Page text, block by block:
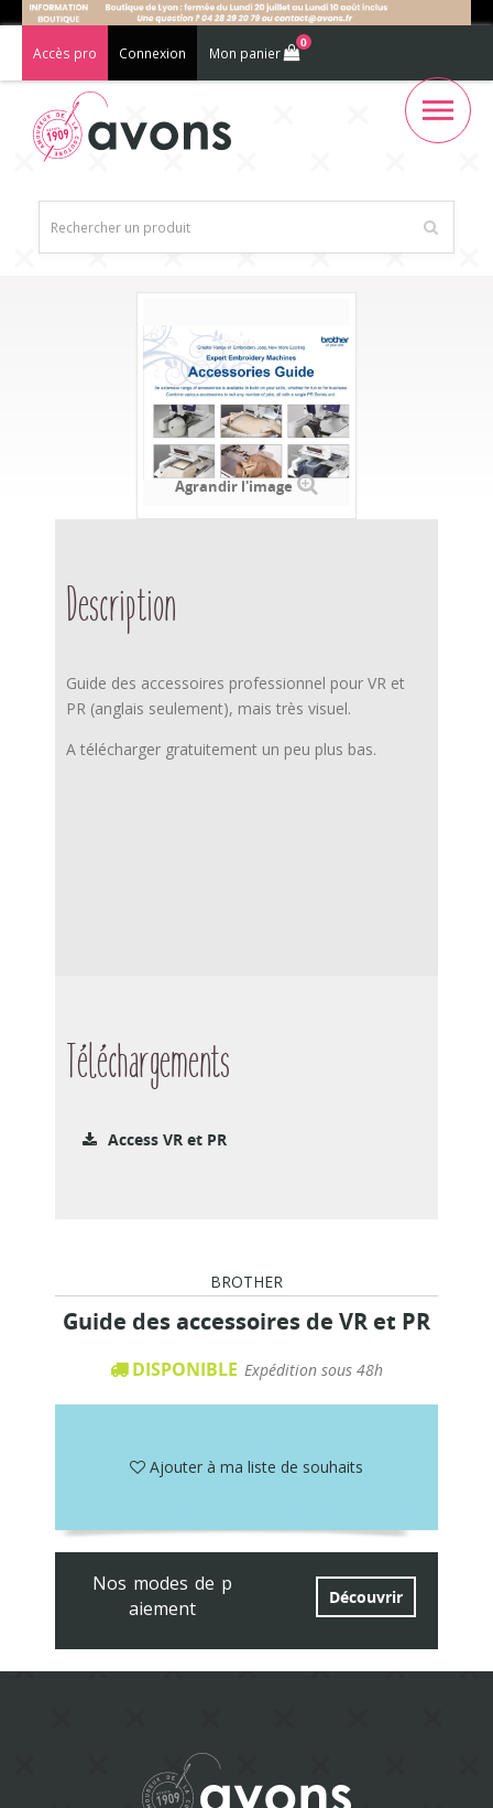
Accès pro Connexion Mon panier
0
Agrandir l'image
Description
Guide des accessoires professionnel pour VR et
PR (anglais seulement), mais très visuel.
A télécharger gratuitement un peu plus bas.
Téléchargements
Access VR et PR
BROTHER
Guide des accessoires de VR et PR
DISPONIBLE Expédition sous 48h
Ajouter à ma liste de souhaits
Nos modes de p
aiement
Découvrir